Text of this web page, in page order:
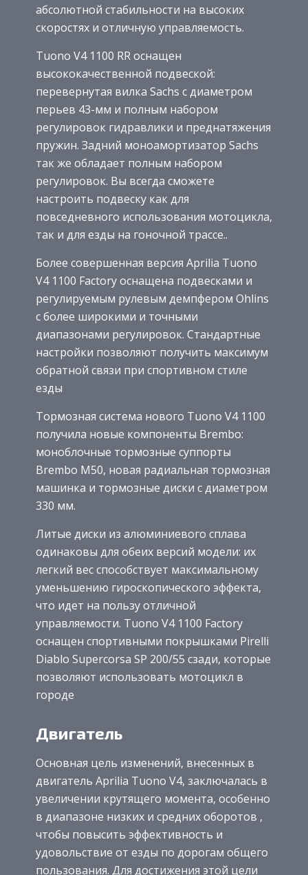
абсолютной стабильности на высоких
скоростях и отличную управляемость.
Tuono V4 1100 RR оснащен
высококачественной подвеской:
перевернутая вилка Sachs с диаметром
перьев 43-мм и полным набором
регулировок гидравлики и преднатяжения
пружин. Задний моноамортизатор Sachs
так же обладает полным набором
регулировок. Вы всегда сможете
настроить подвеску как для
повседневного использования мотоцикла,
так и для езды на гоночной трассе..
Более совершенная версия Aprilia Tuono
V4 1100 Factory оснащена подвесками и
регулируемым рулевым демпфером Ohlins
с более широкими и точными
диапазонами регулировок. Стандартные
настройки позволяют получить максимум
обратной связи при спортивном стиле
езды
Тормозная система нового Tuono V4 1100
получила новые компоненты Brembo:
моноблочные тормозные суппорты
Brembo M50, новая радиальная тормозная
машинка и тормозные диски с диаметром
330 мм.
Литые диски из алюминиевого сплава
одинаковы для обеих версий модели: их
легкий вес способствует максимальному
уменьшению гироскопического эффекта,
что идет на пользу отличной
управляемости. Tuono V4 1100 Factory
оснащен спортивными покрышками Pirelli
Diablo Supercorsa SP 200/55 сзади, которые
позволяют использовать мотоцикл в
городе
Двигатель
Основная цель изменений, внесенных в
двигатель Aprilia Tuono V4, заключалась в
увеличении крутящего момента, особенно
в диапазоне низких и средних оборотов ,
чтобы повысить эффективность и
удовольствие от езды по дорогам общего
пользования. Для достижения этой цели